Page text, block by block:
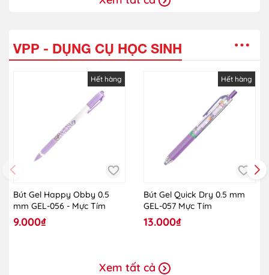
VPP - DỤNG CỤ HỌC SINH
Hết hàng
Bút Gel Happy Obby 0.5
mm GEL-056 - Mực Tím
9.000₫
Hết hàng
Bút Gel Quick Dry 0.5 mm
GEL-057 Mực Tím
13.000₫
Xem tất cả